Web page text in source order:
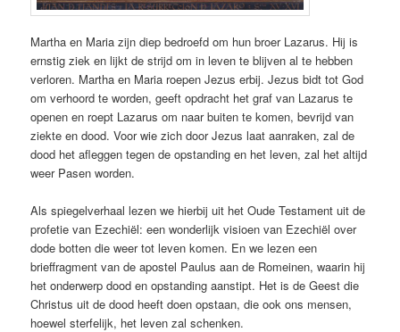
Martha en Maria zijn diep bedroefd om hun broer Lazarus. Hij is
ernstig ziek en lijkt de strijd om in leven te blijven al te hebben
verloren. Martha en Maria roepen Jezus erbij. Jezus bidt tot God
om verhoord te worden, geeft opdracht het graf van Lazarus te
openen en roept Lazarus om naar buiten te komen, bevrijd van
ziekte en dood. Voor wie zich door Jezus laat aanraken, zal de
dood het afleggen tegen de opstanding en het leven, zal het altijd
weer Pasen worden.
Als spiegelverhaal lezen we hierbij uit het Oude Testament uit de
profetie van Ezechiël: een wonderlijk visioen van Ezechiël over
dode botten die weer tot leven komen. En we lezen een
brieffragment van de apostel Paulus aan de Romeinen, waarin hij
het onderwerp dood en opstanding aanstipt. Het is de Geest die
Christus uit de dood heeft doen opstaan, die ook ons mensen,
hoewel sterfelijk, het leven zal schenken.